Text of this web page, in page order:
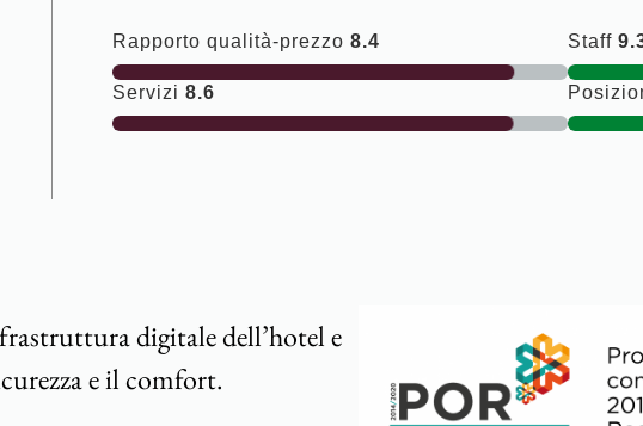
Rapporto qualità-prezzo8.4 Staff
Servizi8.6
digitale dell’hotel e
e il comfort.